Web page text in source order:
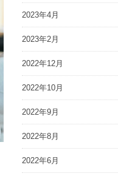
2023年4月
2023年2月
2022年12月
2022年10月
2022年9月
2022年8月
2022年6月